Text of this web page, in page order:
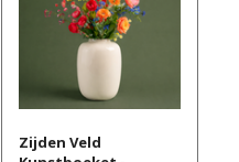
Zijden Veld